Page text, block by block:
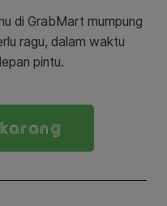
di GrabMart mumpung
ragu, dalam waktu
pintu.